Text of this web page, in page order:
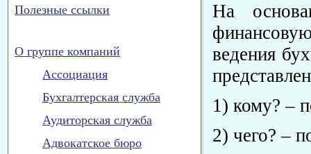
Полезные ссылки
О группе компаний
Ассоциация
Бухгалтерская служба
Аудиторская служба
Адвокатское бюро
На
ведения
1) кому? –
2) чего? –